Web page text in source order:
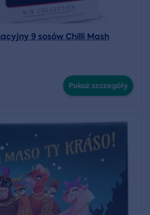
9 sosów Chilli Mash
Pokaż szczegóły